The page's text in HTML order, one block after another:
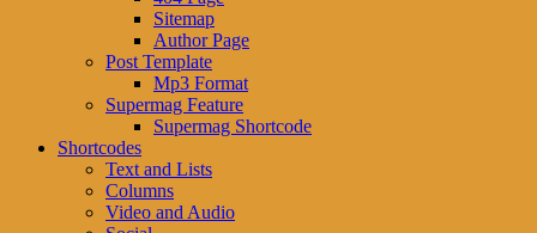
Sitemap
Author Page
Post Template
Mp3 Format
Supermag Feature
Supermag Shortcode
Shortcodes
Text and Lists
Columns
Video and Audio